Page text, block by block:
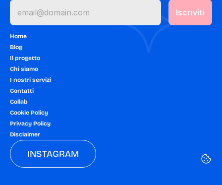
Home
Blog
Il progetto
Chi siamo
I nostri servizi
Contatti
Collab
Cookie Policy
Privacy Policy
Disclaimer
INSTAGRAM